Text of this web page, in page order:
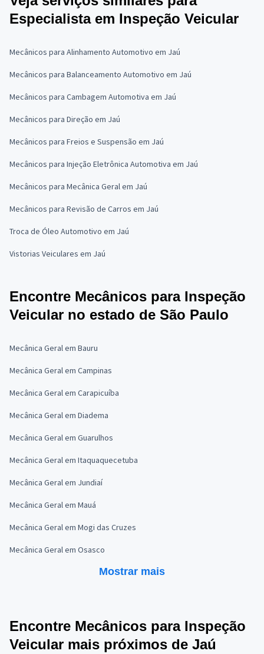
Especialista em Inspeção Veicular
Mecânicos para Alinhamento Automotivo em Jaú
Mecânicos para Balanceamento Automotivo em Jaú
Mecânicos para Cambagem Automotiva em Jaú
Mecânicos para Direção em Jaú
Mecânicos para Freios e Suspensão em Jaú
Mecânicos para Injeção Eletrônica Automotiva em Jaú
Mecânicos para Mecânica Geral em Jaú
Mecânicos para Revisão de Carros em Jaú
Troca de Óleo Automotivo em Jaú
Vistorias Veiculares em Jaú
Encontre Mecânicos para Inspeção
Veicular no estado de São Paulo
Mecânica Geral em Bauru
Mecânica Geral em Campinas
Mecânica Geral em Carapicuíba
Mecânica Geral em Diadema
Mecânica Geral em Guarulhos
Mecânica Geral em Itaquaquecetuba
Mecânica Geral em Jundiaí
Mecânica Geral em Mauá
Mecânica Geral em Mogi das Cruzes
Mecânica Geral em Osasco
Mostrar mais
Encontre Mecânicos para Inspeção
Veicular mais próximos de Jaú